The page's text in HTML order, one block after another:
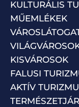
KULTURÁLIS
MŰEMLÉKEK
KISVÁROSOK
FALUSI
AKTÍV